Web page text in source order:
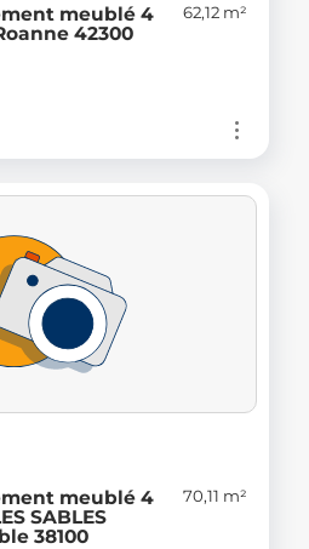
meublé 4
42300
62,12 m²
meublé 4
SABLES
38100
70,11 m²